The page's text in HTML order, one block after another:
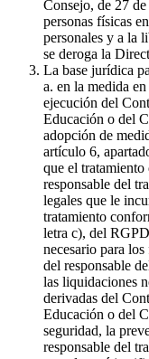
Consejo, de 27
personas físicas
personales y a la
se deroga la
La base jurídica
a. en la medida
ejecución del
Educación o del
adopción de
artículo 6,
que el tratamiento
responsable del
legales que le
tratamiento
letra c), del
necesario para
del responsable
las liquidaciones
derivadas del
Educación o del
seguridad, la
responsable del